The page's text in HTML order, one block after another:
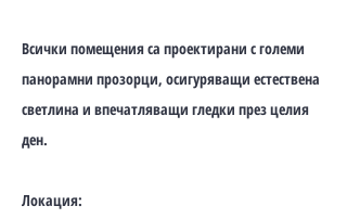
Всички помещения са проектирани с големи
панорамни прозорци, осигуряващи естествена
светлина и впечатляващи гледки през целия
ден.
Локация: